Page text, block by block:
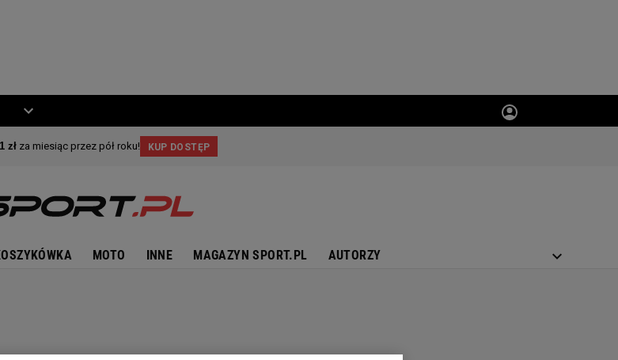
MOTO INNE MAGAZYN SPORT.PL AUTORZY